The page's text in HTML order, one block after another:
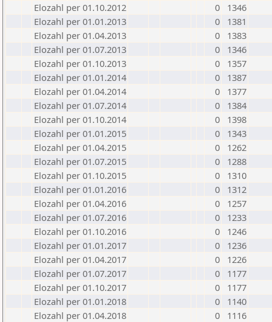
Elozahl per 01.10.2012
0
1346
Elozahl per 01.01.2013
0
1381
Elozahl per 01.04.2013
0
1383
Elozahl per 01.07.2013
0
1346
Elozahl per 01.10.2013
0
1357
Elozahl per 01.01.2014
0
1387
Elozahl per 01.04.2014
0
1377
Elozahl per 01.07.2014
0
1384
Elozahl per 01.10.2014
0
1398
Elozahl per 01.01.2015
0
1343
Elozahl per 01.04.2015
0
1262
Elozahl per 01.07.2015
0
1288
Elozahl per 01.10.2015
0
1310
Elozahl per 01.01.2016
0
1312
Elozahl per 01.04.2016
0
1257
Elozahl per 01.07.2016
0
1233
Elozahl per 01.10.2016
0
1246
Elozahl per 01.01.2017
0
1236
Elozahl per 01.04.2017
0
1226
Elozahl per 01.07.2017
0
1177
Elozahl per 01.10.2017
0
1177
Elozahl per 01.01.2018
0
1140
Elozahl per 01.04.2018
0
1116